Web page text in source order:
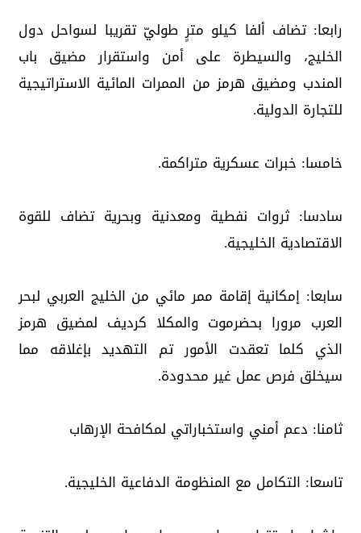
رابعا: تضاف ألفا كيلو مترٍ طوليّ تقريبا لسواحل دول
الخليج، والسيطرة على أمن واستقرار مضيق باب
المندب ومضيق هرمز من الممرات المائية الاستراتيجية
للتجارة الدولية.
خامسا: خبرات عسكرية متراكمة.
سادسا: ثروات نفطية ومعدنية وبحرية تضاف للقوة
الاقتصادية الخليجية.
سابعا: إمكانية إقامة ممر مائي من الخليج العربي لبحر
العرب مرورا بحضرموت والمكلا كرديف لمضيق هرمز
الذي كلما تعقدت الأمور تم التهديد بإغلاقه مما
سيخلق فرص عمل غير محدودة.
ثامنا: دعم أمني واستخباراتي لمكافحة الإرهاب
تاسعا: التكامل مع المنظومة الدفاعية الخليجية.